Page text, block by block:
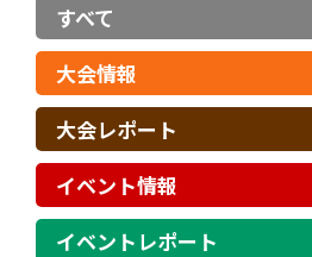
すべて
大会情報
大会レポート
イベント情報
イベントレポート